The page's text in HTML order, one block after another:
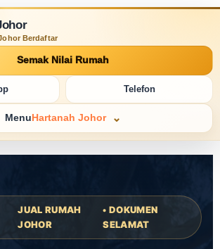
Berdaftar
Semak Nilai Rumah
Telefon
Menu Hartanah Johor
JUAL RUMAH
JOHOR
• DOKUMEN
SELAMAT